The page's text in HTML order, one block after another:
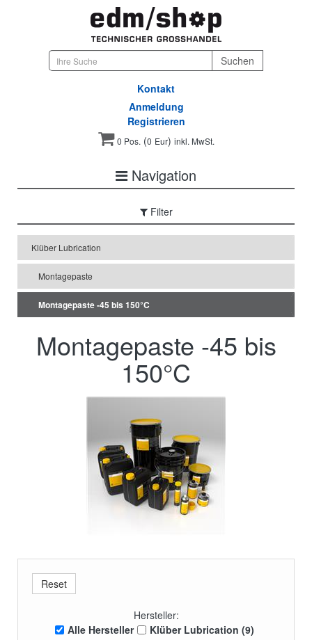
Kontakt
Anmeldung
Registrieren
0 Pos.(0 Eur) inkl. MwSt.
Navigation
Filter
Klüber Lubrication
Montagepaste
Montagepaste -45 bis 150°C
Montagepaste -45 bis
150°C
Hersteller:
Alle Hersteller
Klüber Lubrication (9)